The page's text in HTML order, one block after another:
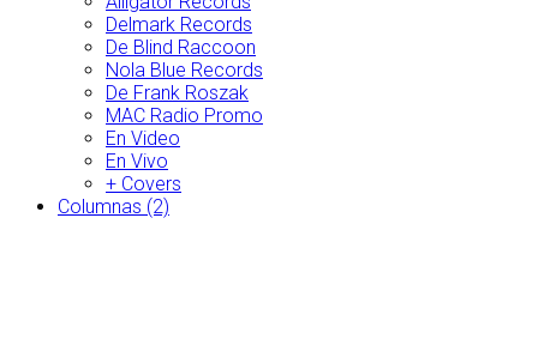
Delmark Records
De Blind Raccoon
Nola Blue Records
De Frank Roszak
MAC Radio Promo
En Video
En Vivo
+ Covers
Columnas (2)